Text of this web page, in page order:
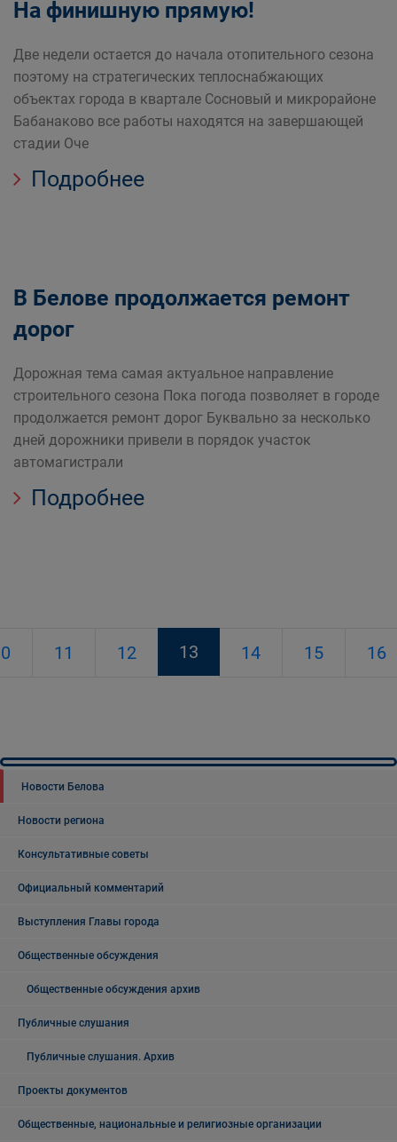
На финишную прямую!
Две недели остается до начала отопительного сезона
поэтому на стратегических теплоснабжающих
объектах города в квартале Сосновый и микрорайоне
Бабанаково все работы находятся на завершающей
стадии Оче
Подробнее
В Белове продолжается ремонт
дорог
Дорожная тема самая актуальное направление
строительного сезона Пока погода позволяет в городе
продолжается ремонт дорог Буквально за несколько
дней дорожники привели в порядок участок
автомагистрали
Подробнее
11 12 13 14 15 16
Новости Белова
Новости региона
Консультативные советы
Официальный комментарий
Выступления Главы города
Общественные обсуждения
Общественные обсуждения архив
Публичные слушания
Публичные слушания. Архив
Проекты документов
Общественные, национальные и религиозные организации